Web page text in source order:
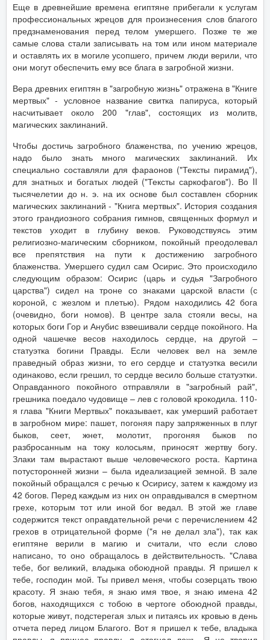
Еще в древнейшие времена египтяне прибегали к услугам
профессиональных жрецов для произнесения слов благого
предзнаменования перед телом умершего. Позже те же
самые слова стали записывать на том или ином материале
и оставлять их в могиле усопшего, причем люди верили, что
они могут обеспечить ему все блага в загробной жизни.
Вера древних египтян в "загробную жизнь" отражена в "Книге
мертвых" - условное название свитка папируса, который
насчитывает около 200 "глав", состоящих из молитв,
магических заклинаний.
Чтобы достичь загробного блаженства, по учению жрецов,
надо было знать много магических заклинаний. Их
специально составляли для фараонов ("Тексты пирамид"),
для знатных и богатых людей ("Тексты саркофагов"). Во II
тысячелетии до н. э. на их основе был составлен сборник
магических заклинаний - "Книга мертвых". История создания
этого грандиозного собрания гимнов, священных формул и
текстов уходит в глубину веков. Руководствуясь этим
религиозно-магическим сборником, покойный преодолевал
все препятствия на пути к достижению загробного
блаженства. Умершего судил сам Осирис. Это происходило
следующим образом: Осирис (царь и судья "Загробного
царства") сидел на троне со знаками царской власти (с
короной, с жезлом и плетью). Рядом находились 42 бога
(очевидно, боги номов). В центре зала стояли весы, на
которых боги Гор и Анубис взвешивали сердце покойного. На
одной чашечке весов находилось сердце, на другой –
статуэтка богини Правды. Если человек вел на земле
праведный образ жизни, то его сердце и статуэтка весили
одинаково, если грешил, то сердце весило больше статуэтки.
Оправданного покойного отправляли в "загробный рай",
грешника поедало чудовище – лев с головой крокодила. 110-
я глава "Книги Мертвых" показывает, как умерший работает
в загробном мире: пашет, погоняя пару запряженных в плуг
быков, сеет, жнет, молотит, прогоняя быков по
разбросанным на току колосьям, приносят жертву богу.
Злаки там вырастают выше человеческого роста. Картина
потусторонней жизни – была идеализацией земной. В зале
покойный обращался с речью к Осирису, затем к каждому из
42 богов. Перед каждым из них он оправдывался в смертном
грехе, которым тот или иной бог ведал. В этой же главе
содержится текст оправдательной речи с перечислением 42
грехов в отрицательной форме ("я не делал зла"), так как
египтяне верили в магию и считали, что если слово
написано, то оно обращалось в действительность. "Слава
тебе, бог великий, владыка обоюдной правды. Я пришел к
тебе, господин мой. Ты привел меня, чтобы созерцать твою
красоту. Я знаю тебя, я знаю имя твое, я знаю имена 42
богов, находящихся с тобою в чертоге обоюдной правды,
которые живут, подстерегая злых и питаясь их кровью в день
отчета перед лицом Благого. Вот я пришел к тебе, владыка